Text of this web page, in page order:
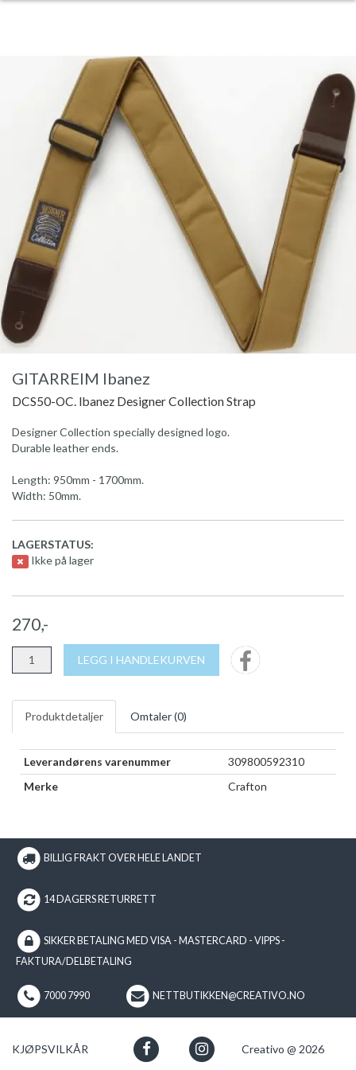
GITARREIM Ibanez
DCS50-OC. Ibanez Designer Collection Strap
Designer Collection specially designed logo.
Durable leather ends.
Length: 950mm - 1700mm.
Width: 50mm.
LAGERSTATUS:
Ikke på lager
270,-
LEGG I HANDLEKURVEN
Produktdetaljer Omtaler (0)
Leverandørens varenummer
309800592310
Merke
Crafton
BILLIG FRAKT OVER HELE LANDET
14 DAGERS RETURRETT
SIKKER BETALING MED VISA - MASTERCARD - VIPPS -
FAKTURA/DELBETALING
7000 7990 NETTBUTIKKEN@CREATIVO.NO
KJØPSVILKÅR Creativo @ 2026